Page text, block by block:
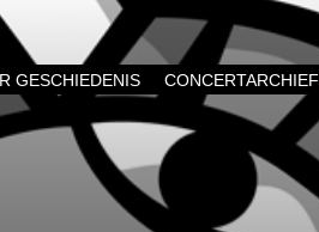
GESCHIEDENIS CONCERTARCHIEF